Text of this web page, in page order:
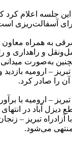
آسفالت‌ریزی
شرقی به همراه
و راهداری و
به‌صورت میدانی
– ارومیه
را صادر کرد.
– ارومیه با
دیزل آباد در
آزادراه تبریز –
منتهی می‌شود.